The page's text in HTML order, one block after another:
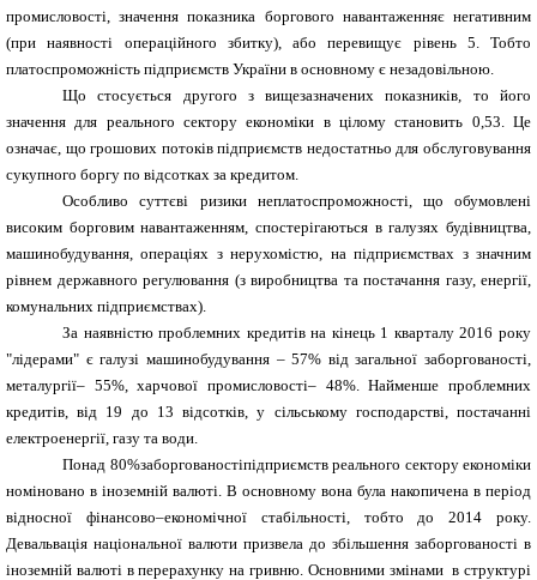
промисловості, значення показника боргового навантаженняє негативним
(при наявності операційного збитку), або перевищує рівень 5. Тобто
платоспроможність підприємств України в основному є незадовільною.
Що стосується другого з вищезазначених показників, то його
значення для реального сектору економіки в цілому становить 0,53. Це
означає, що грошових потоків підприємств недостатньо для обслуговування
сукупного боргу по відсотках за кредитом.
Особливо суттєві ризики неплатоспроможності, що обумовлені
високим борговим навантаженням, спостерігаються в галузях будівництва,
машинобудування, операціях з нерухомістю, на підприємствах з значним
рівнем державного регулювання (з виробництва та постачання газу, енергії,
комунальних підприємствах).
За наявністю проблемних кредитів на кінець 1 кварталу 2016 року
"лідерами" є галузі машинобудування – 57% від загальної заборгованості,
металургії– 55%, харчової промисловості– 48%. Найменше проблемних
кредитів, від 19 до 13 відсотків, у сільському господарстві, постачанні
електроенергії, газу та води.
Понад 80%заборгованостіпідприємств реального сектору економіки
номіновано в іноземній валюті. В основному вона була накопичена в період
відносної фінансово–економічної стабільності, тобто до 2014 року.
Девальвація національної валюти призвела до збільшення заборгованості в
іноземній валюті в перерахунку на гривню. Основними змінами в структурі